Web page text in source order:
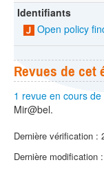
Identifiants
Open policy
Revues de cet
1 revue en cours
Mir@bel.
Dernière vérification :
Dernière modification